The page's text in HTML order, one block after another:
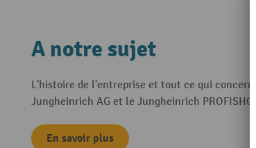
A notre sujet
L'histoire de l'entreprise et tout ce qui concerne
Jungheinrich AG et le Jungheinrich PROFISHOP.
En savoir plus